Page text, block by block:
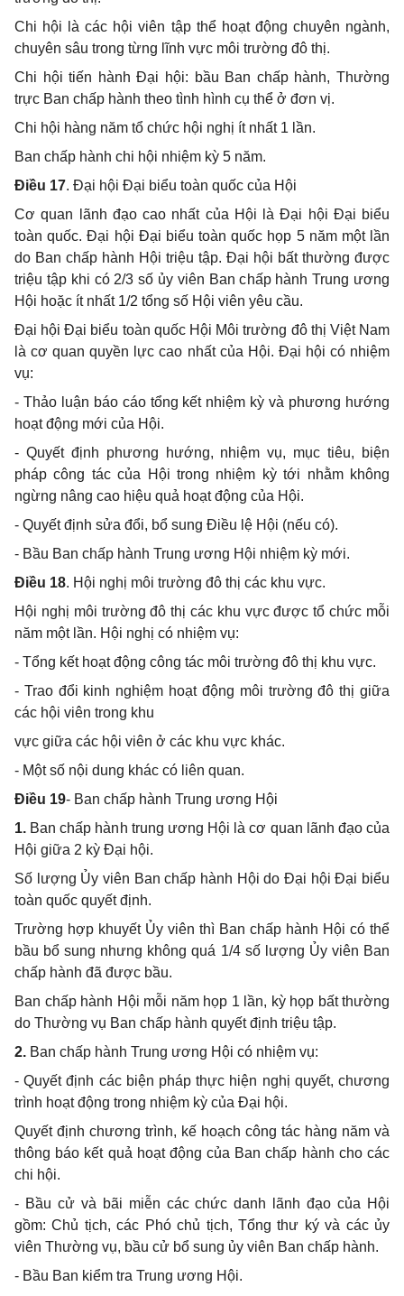
Chi hội là các hội viên tập thể hoạt động chuyên ngành,
chuyên sâu trong từng lĩnh vực môi trường đô thị.
Chi hội tiến hành Đại hội: bầu Ban chấp hành, Thường
trực Ban chấp hành theo tình hình cụ thể ở đơn vị.
Chi hội hàng năm tổ chức hội nghị ít nhất 1 lần.
Ban chấp hành chi hội nhiệm kỳ 5 năm.
Điều 17. Đại hội Đại biểu toàn quốc của Hội
Cơ quan lãnh đạo cao nhất của Hội là Đại hội Đại biểu
toàn quốc. Đại hội Đại biểu toàn quốc họp 5 năm một lần
do Ban chấp hành Hội triệu tập. Đại hội bất thường được
triệu tập khi có 2/3 số ủy viên Ban chấp hành Trung ương
Hội hoặc ít nhất 1/2 tổng số Hội viên yêu cầu.
Đại hội Đại biểu toàn quốc Hội Môi trường đô thị Việt Nam
là cơ quan quyền lực cao nhất của Hội. Đại hội có nhiệm
vụ:
- Thảo luận báo cáo tổng kết nhiệm kỳ và phương hướng
hoạt động mới của Hội.
- Quyết định phương hướng, nhiệm vụ, mục tiêu, biện
pháp công tác của Hội trong nhiệm kỳ tới nhằm không
ngừng nâng cao hiệu quả hoạt động của Hội.
- Quyết định sửa đổi, bổ sung Điều lệ Hội (nếu có).
- Bầu Ban chấp hành Trung ương Hội nhiệm kỳ mới.
Điều 18. Hội nghị môi trường đô thị các khu vực.
Hội nghị môi trường đô thị các khu vực được tổ chức mỗi
năm một lần. Hội nghị có nhiệm vụ:
- Tổng kết hoạt động công tác môi trường đô thị khu vực.
- Trao đổi kinh nghiệm hoạt động môi trường đô thị giữa
các hội viên trong khu
vực giữa các hội viên ở các khu vực khác.
- Một số nội dung khác có liên quan.
Điều 19- Ban chấp hành Trung ương Hội
1. Ban chấp hành trung ương Hội là cơ quan lãnh đạo của
Hội giữa 2 kỳ Đại hội.
Số lượng Ủy viên Ban chấp hành Hội do Đại hội Đại biểu
toàn quốc quyết định.
Trường hợp khuyết Ủy viên thì Ban chấp hành Hội có thể
bầu bổ sung nhưng không quá 1/4 số lượng Ủy viên Ban
chấp hành đã được bầu.
Ban chấp hành Hội mỗi năm họp 1 lần, kỳ họp bất thường
do Thường vụ Ban chấp hành quyết định triệu tập.
2. Ban chấp hành Trung ương Hội có nhiệm vụ:
- Quyết định các biện pháp thực hiện nghị quyết, chương
trình hoạt động trong nhiệm kỳ của Đại hội.
Quyết định chương trình, kế hoạch công tác hàng năm và
thông báo kết quả hoạt động của Ban chấp hành cho các
chi hội.
- Bầu cử và bãi miễn các chức danh lãnh đạo của Hội
gồm: Chủ tịch, các Phó chủ tịch, Tổng thư ký và các ủy
viên Thường vụ, bầu cử bổ sung ủy viên Ban chấp hành.
- Bầu Ban kiểm tra Trung ương Hội.